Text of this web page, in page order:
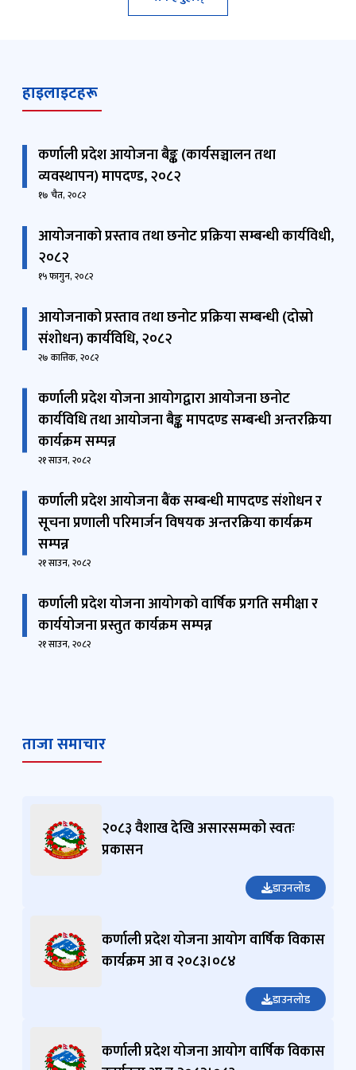
हाइलाइटहरू
कर्णाली प्रदेश आयोजना बैङ्क (कार्यसञ्चालन तथा
व्यवस्थापन) मापदण्ड, २०८२
१७ चैत, २०८२
आयोजनाको प्रस्ताव तथा छनोट प्रक्रिया सम्बन्धी कार्यविधी,
२०८२
१५ फागुन, २०८२
आयोजनाको प्रस्ताव तथा छनोट प्रक्रिया सम्बन्धी (दोस्रो
संशोधन) कार्यविधि, २०८२
२७ कात्तिक, २०८२
कर्णाली प्रदेश योजना आयोगद्वारा आयोजना छनोट
कार्यविधि तथा आयोजना बैङ्क मापदण्ड सम्बन्धी अन्तरक्रिया
कार्यक्रम सम्पन्न
२१ साउन, २०८२
कर्णाली प्रदेश आयोजना बैंक सम्बन्धी मापदण्ड संशोधन र
सूचना प्रणाली परिमार्जन विषयक अन्तरक्रिया कार्यक्रम
सम्पन्न
२१ साउन, २०८२
कर्णाली प्रदेश योजना आयोगको वार्षिक प्रगति समीक्षा र
कार्ययोजना प्रस्तुत कार्यक्रम सम्पन्न
२१ साउन, २०८२
ताजा समाचार
२०८३ वैशाख देखि असारसम्मको स्वतः
प्रकासन
डाउनलोड
कर्णाली प्रदेश योजना आयोग वार्षिक विकास
कार्यक्रम आ व २०८३।०८४
डाउनलोड
कर्णाली प्रदेश योजना आयोग वार्षिक विकास